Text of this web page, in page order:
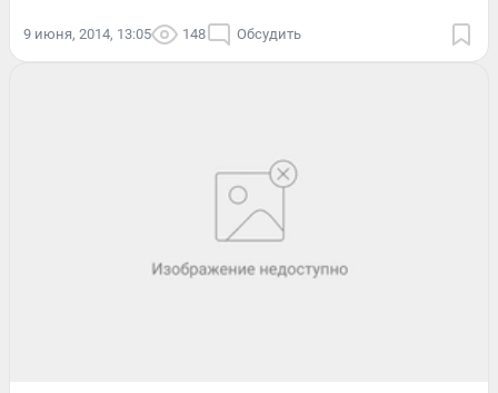
9 июня, 2014, 13:05 148 Обсудить